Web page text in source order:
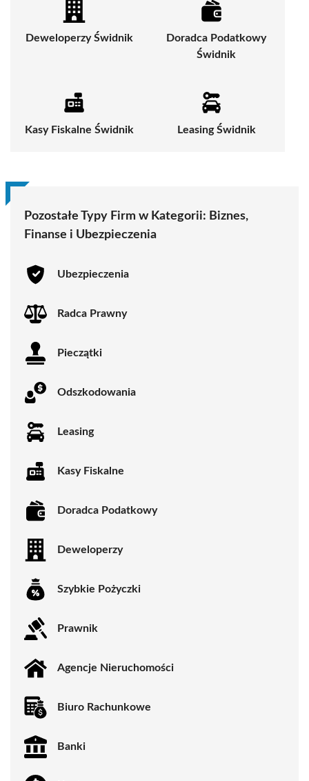
Deweloperzy Świdnik
Doradca Podatkowy
Świdnik
Kasy Fiskalne Świdnik Leasing Świdnik
Pozostałe Typy Firm w Kategorii: Biznes,
Finanse i Ubezpieczenia
Ubezpieczenia
Radca Prawny
Pieczątki
Odszkodowania
Leasing
Kasy Fiskalne
Doradca Podatkowy
Deweloperzy
Szybkie Pożyczki
Prawnik
Agencje Nieruchomości
Biuro Rachunkowe
Banki